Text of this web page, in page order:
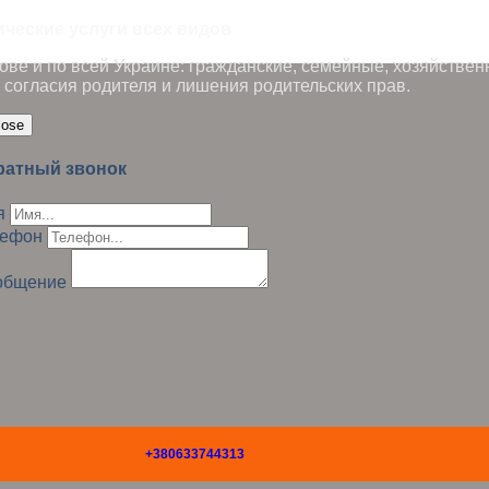
и по всей Украине: гражданские, семейные,
родителя и лишения родительских прав.
звонок
+380633744313